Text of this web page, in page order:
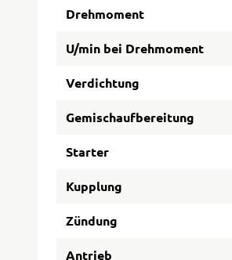
Drehmoment
U/min bei Drehmoment
Verdichtung
Gemischaufbereitung
Starter
Kupplung
Zündung
Antrieb